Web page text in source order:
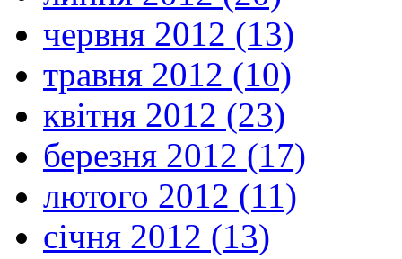
червня 2012 (13)
травня 2012 (10)
квітня 2012 (23)
березня 2012 (17)
лютого 2012 (11)
січня 2012 (13)